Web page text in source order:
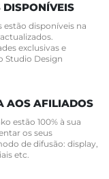
estão disponíveis na
exclusivas e
Studio Design
AOS AFILIADOS
estão 100% à sua
os seus
de difusão: display,
etc.